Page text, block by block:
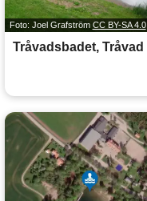
Foto: Joel Grafström CC BY-SA 4.0
Tråvadsbadet, Tråvad